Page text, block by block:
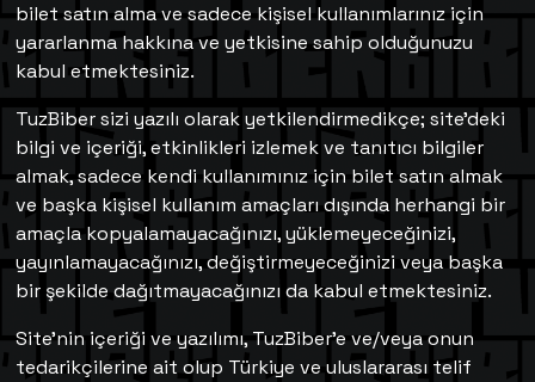
bilet satın alma ve sadece kişisel kullanımlarınız için
yararlanma hakkına ve yetkisine sahip olduğunuzu
kabul etmektesiniz.
TuzBiber sizi yazılı olarak yetkilendirmedikçe; site’deki
bilgi ve içeriği, etkinlikleri izlemek ve tanıtıcı bilgiler
almak, sadece kendi kullanımınız için bilet satın almak
ve başka kişisel kullanım amaçları dışında herhangi bir
amaçla kopyalamayacağınızı, yüklemeyeceğinizi,
yayınlamayacağınızı, değiştirmeyeceğinizi veya başka
bir şekilde dağıtmayacağınızı da kabul etmektesiniz.
Site’nin içeriği ve yazılımı, TuzBiber’e ve/veya onun
tedarikçilerine ait olup Türkiye ve uluslararası telif